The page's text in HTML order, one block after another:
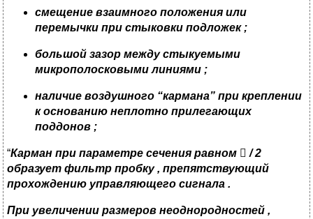
смещение взаимного положения или
перемычки при стыковки подложек ;
большой зазор между стыкуемыми
микрополосковыми линиями ;
наличие воздушного “кармана” при креплении
к основанию неплотно прилегающих
поддонов ;
“Карман при параметре сечения равном  / 2
образует фильтр пробку , препятствующий
прохождению управляющего сигнала .
При увеличении размеров неоднородностей ,